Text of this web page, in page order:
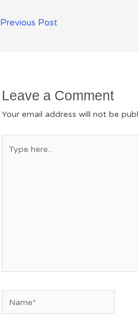
Previous Post
Leave a Comment
Your email address will not be